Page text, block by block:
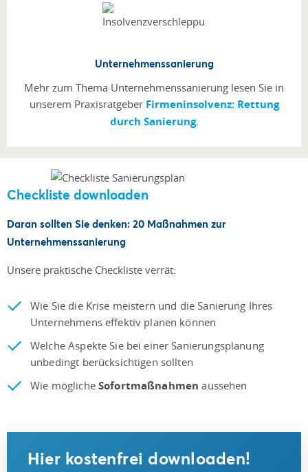
Unternehmenssanierung
Mehr zum Thema Unternehmenssanierung lesen Sie in
unserem Praxisratgeber Firmeninsolvenz: Rettung
durch Sanierung.
Checkliste downloaden
Daran sollten Sie denken: 20 Maßnahmen zur
Unternehmenssanierung
Unsere praktische Checkliste verrät:
Wie Sie die Krise meistern und die Sanierung Ihres
Unternehmens effektiv planen können
Welche Aspekte Sie bei einer Sanierungsplanung
unbedingt berücksichtigen sollten
Wie mögliche Sofortmaßnahmenaussehen
Hier kostenfrei downloaden!